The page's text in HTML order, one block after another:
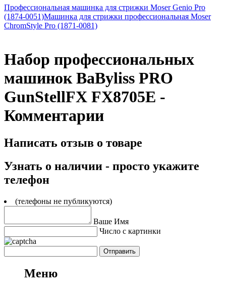
Профессиональная машинка для стрижки Moser Genio Pro
(1874-0051)Машинка для стрижки профессиональная Moser
ChromStyle Pro (1871-0081)
Набор профессиональных
машинок BaByliss PRO
GunStellFX FX8705E -
Комментарии
Написать отзыв о товаре
Узнать о наличии - просто укажите
телефон
(телефоны не публикуются)
Ваше Имя
Число с картинки
Меню